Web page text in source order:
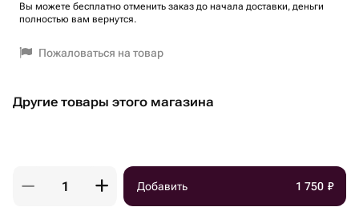
Вы можете бесплатно отменить заказ до начала доставки, деньги
полностью вам вернутся.
Пожаловаться на товар
Другие товары этого магазина
Добавить 1 750 ₽